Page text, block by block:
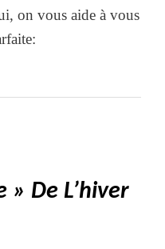
on vous aide à vous
» De L’hiver